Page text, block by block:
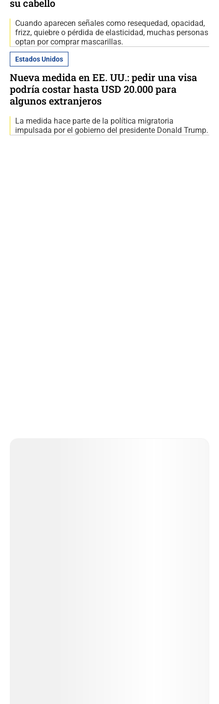
su cabello
Cuando aparecen señales como resequedad, opacidad,
frizz, quiebre o pérdida de elasticidad, muchas personas
optan por comprar mascarillas.
Estados Unidos
Nueva medida en EE. UU.: pedir una visa
podría costar hasta USD 20.000 para
algunos extranjeros
La medida hace parte de la política migratoria
impulsada por el gobierno del presidente Donald Trump.